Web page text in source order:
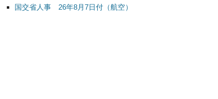
国交省人事 26年8月7日付（航空）